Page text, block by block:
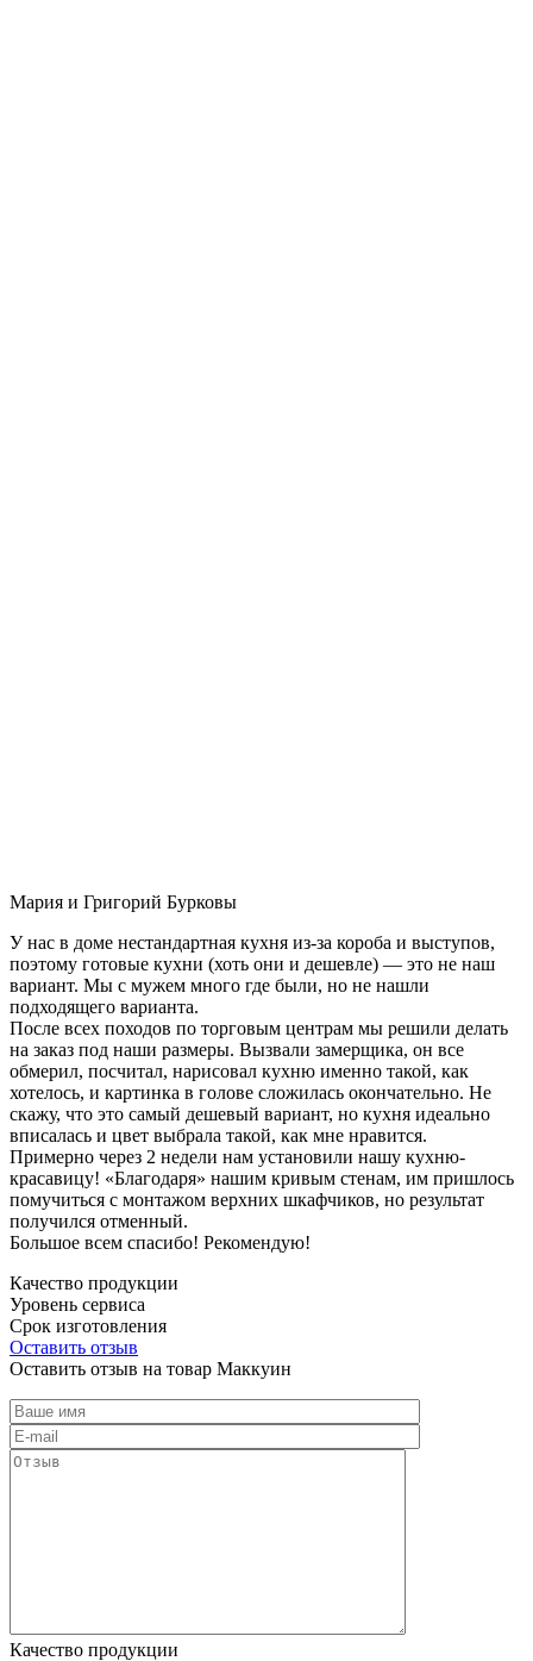
Мария и Григорий Бурковы
У нас в доме нестандартная кухня из-за короба и выступов,
поэтому готовые кухни (хоть они и дешевле) — это не наш
вариант. Мы с мужем много где были, но не нашли
подходящего варианта.
После всех походов по торговым центрам мы решили делать
на заказ под наши размеры. Вызвали замерщика, он все
обмерил, посчитал, нарисовал кухню именно такой, как
хотелось, и картинка в голове сложилась окончательно. Не
скажу, что это самый дешевый вариант, но кухня идеально
вписалась и цвет выбрала такой, как мне нравится.
Примерно через 2 недели нам установили нашу кухню-
красавицу! «Благодаря» нашим кривым стенам, им пришлось
помучиться с монтажом верхних шкафчиков, но результат
получился отменный.
Большое всем спасибо! Рекомендую!
Качество продукции
Уровень сервиса
Срок изготовления
Оставить отзыв
Оставить отзыв на товар Маккуин
Качество продукции